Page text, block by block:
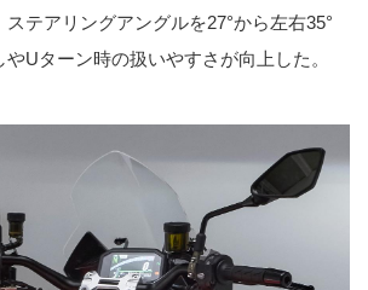
テアリングアングルを27°から左右35°
Uターン時の扱いやすさが向上した。